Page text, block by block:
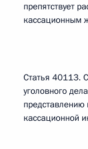
препятствует
кассационным
Статья 40113.
уголовного
представлению
кассационной